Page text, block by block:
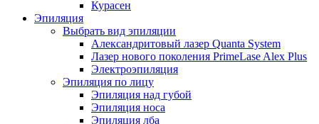
Курасен
Эпиляция
Выбрать вид эпиляции
Александритовый лазер Quanta System
Лазер нового поколения PrimeLase Alex Plus
Электроэпиляция
Эпиляция по лицу
Эпиляция над губой
Эпиляция носа
Эпиляция лба